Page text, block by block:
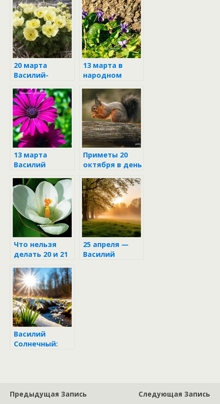
приметы и
запреты в
день Василия
Капельника
20 марта
Василий-
13 марта в
народном
13 марта
Василий
Приметы 20
октября в день
зимнего
Что нельзя
делать 20 и 21
25 апреля —
Василий
Василий
Солнечный:
Предыдущая Запись
Следующая Запись